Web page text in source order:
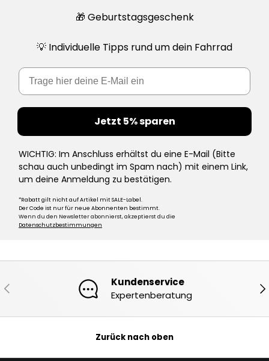
🎁 Geburtstagsgeschenk
💡 Individuelle Tipps rund um dein Fahrrad
Email
Jetzt 5% sparen
WICHTIG: Im Anschluss erhältst du eine E-Mail (Bitte
schau auch unbedingt im Spam nach) mit einem Link,
um deine Anmeldung zu bestätigen.
*Rabatt gilt nicht auf Artikel mit SALE-Label.
Der Code ist nur für neue Abonnenten bestimmt.
Wenn du den Newsletter abonnierst, akzeptierst du die
Datenschutzbestimmungen
Vorherige
Kundenservice
Expertenberatung
Zurück nach oben